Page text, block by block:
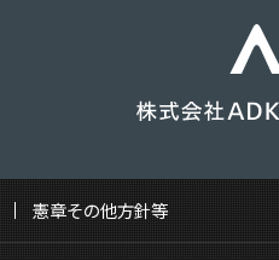
憲章その他方針等